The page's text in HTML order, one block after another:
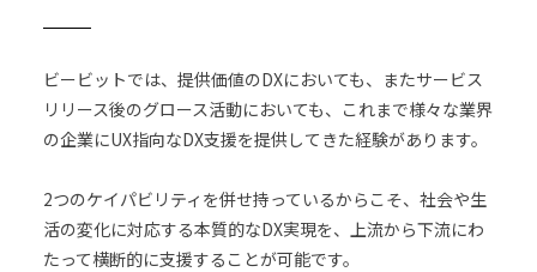
ビービットでは、提供価値のDXにおいても、またサービス
リリース後のグロース活動においても、これまで様々な業界
の企業にUX指向なDX支援を提供してきた経験があります。
2つのケイパビリティを併せ持っているからこそ、社会や生
活の変化に対応する本質的なDX実現を、上流から下流にわ
たって横断的に支援することが可能です。